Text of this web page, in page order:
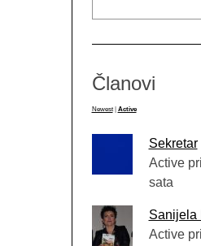
Članovi
Newest Active
Sekretar
Active
sata
Sanijela
Active